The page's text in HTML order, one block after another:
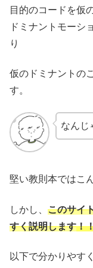
目的のコードを仮
ドミナントモーシ
り
仮のドミナントの
す。
なんじ
堅い教則本ではこ
しかし、 このサイ
すく説明します！
以下で分かりやす